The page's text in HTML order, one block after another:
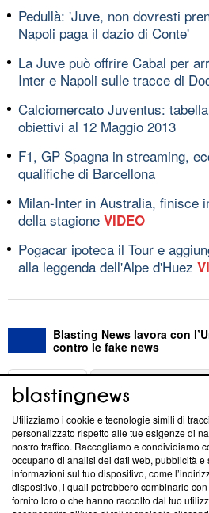
Pedullà: 'Juve, non dovresti
Napoli paga il dazio di Conte'
La Juve può offrire Cabal per
Inter e Napoli sulle tracce di
Calciomercato Juventus:
obiettivi al 12 Maggio 2013
F1, GP Spagna in streaming,
qualifiche di Barcellona
Milan-Inter in Australia, finisce
della stagione VIDEO
Pogacar ipoteca il Tour e
alla leggenda dell'Alpe d'Huez
Blasting News lavora con
contro le fake news
ABOUT
Questa sezione offre informazioni
News, sui nostri processi editoriali e
creare news di qualità. Inoltre,
‘Trust Project - News with Integrity’
ancora membro del programma, ma
Utilizziamo i cookie e tecnologie simili di
personalizzato rispetto alle tue esigenze di
nostro traffico. Raccogliamo e condividiamo
occupano di analisi dei dati web, pubblicità e
informazioni sul tuo dispositivo, come
dispositivo, i quali potrebbero combinarle
fornito loro o che hanno raccolto dal tuo